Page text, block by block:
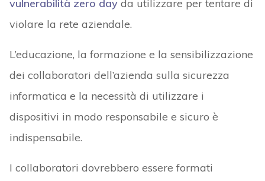
vulnerabilità zero dayda utilizzare per tentare di
violare la rete aziendale.
L’educazione, la formazione e la sensibilizzazione
dei collaboratori dell’azienda sulla sicurezza
informatica e la necessità di utilizzare i
dispositivi in modo responsabile e sicuro è
indispensabile.
I collaboratori dovrebbero essere formati